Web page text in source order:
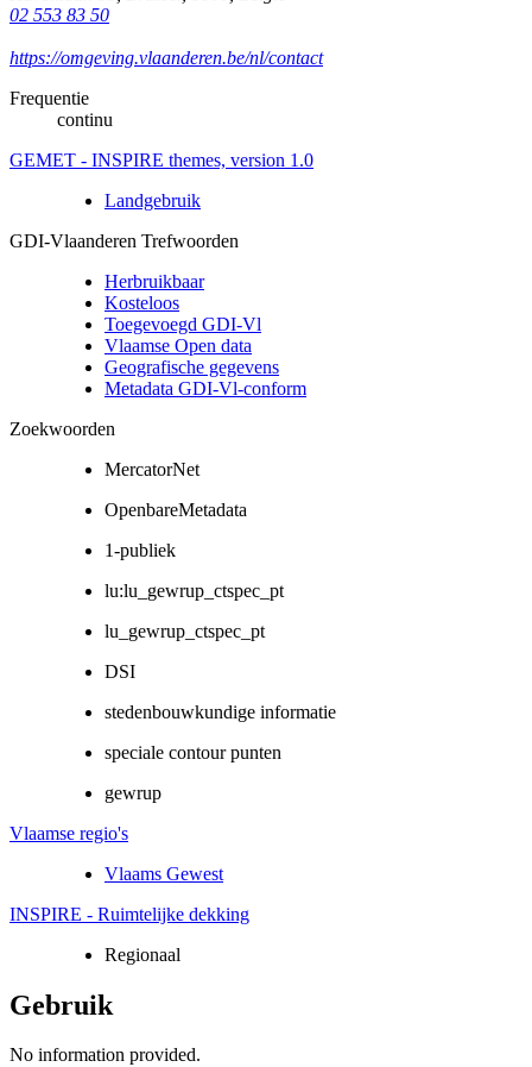
02 553 83 50
https://omgeving.vlaanderen.be/nl/contact
Frequentie
continu
GEMET - INSPIRE themes, version 1.0
Landgebruik
GDI-Vlaanderen Trefwoorden
Herbruikbaar
Kosteloos
Toegevoegd GDI-Vl
Vlaamse Open data
Geografische gegevens
Metadata GDI-Vl-conform
Zoekwoorden
MercatorNet
OpenbareMetadata
1-publiek
lu:lu_gewrup_ctspec_pt
lu_gewrup_ctspec_pt
DSI
stedenbouwkundige informatie
speciale contour punten
gewrup
Vlaamse regio's
Vlaams Gewest
INSPIRE - Ruimtelijke dekking
Regionaal
Gebruik
No information provided.